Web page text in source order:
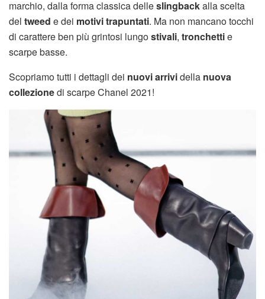
marchio, dalla forma classica delleslingbackalla scelta
del tweed e dei motivi trapuntati. Ma non mancano tocchi
di carattere ben più grintosi lungostivali, tronchettie
scarpe basse.
Scopriamo tutti i dettagli dei nuovi arrividella nuova
collezionedi scarpe Chanel 2021!